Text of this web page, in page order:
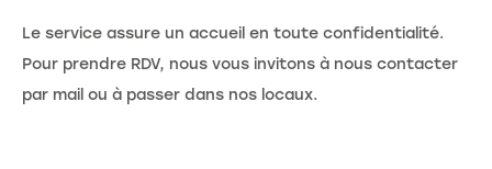
Le service assure un accueil en toute confidentialité.
Pour prendre RDV, nous vous invitons à nous contacter
par mail ou à passer dans nos locaux.